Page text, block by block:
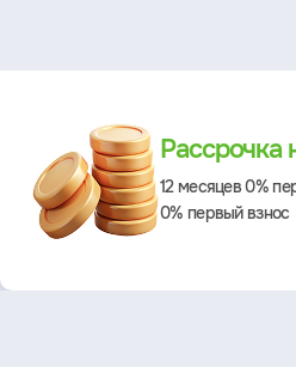
Рассрочка
12 месяцев 0%
0% первый взнос